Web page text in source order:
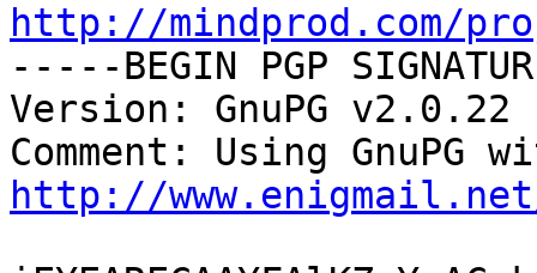
http://mindprod.com/
-----BEGIN PGP
Version: GnuPG v2.0.22
http://